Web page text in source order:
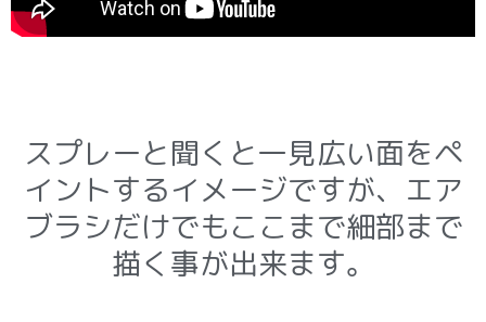
スプレーと聞くと一見広い面をペ
イントするイメージですが、エア
ブラシだけでもここまで細部まで
描く事が出来ます。